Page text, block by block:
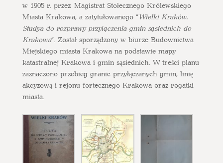
w 1905 r. przez Magistrat Stołecznego Królewskiego
Miasta Krakowa, a zatytułowanego “Wielki Kraków.
Studya do rozprawy przyłączenia gmin sąsiednich do
Krakowa“. Został sporządzony w biurze Budownictwa
Miejskiego miasta Krakowa na podstawie mapy
katastralnej Krakowa i gmin sąsiednich. W treści planu
zaznaczono przebieg granic przyłączanych gmin, linię
akcyzową i rejonu fortecznego Krakowa oraz rogatki
miasta.